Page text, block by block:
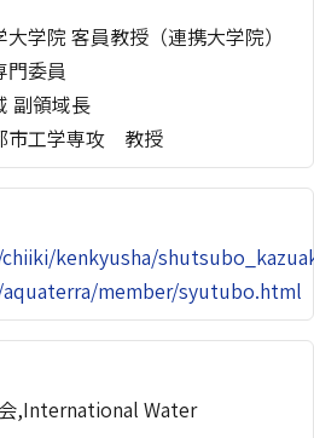
学院 客員教授（連携大学院）
門委員
副領域長
市工学専攻 教授
kenkyusha/
member/syutubo.html
,International Water